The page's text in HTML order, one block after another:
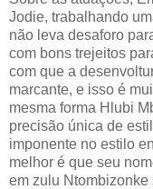
Jodie, trabalhando
não leva desaforo
com bons trejeitos
com que a
marcante, e isso é
mesma forma Hlubi
precisão única de
imponente no estilo
melhor é que seu
em zulu